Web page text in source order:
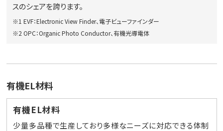
スのシェアを誇ります。
※1 EVF：Electronic View Finder、電子ビューファインダー
※2 OPC：Organic Photo Conductor、有機光導電体
有機EL材料
有機EL材料
少量多品種で生産しており多様なニーズに対応できる体制